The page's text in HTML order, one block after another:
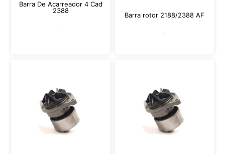
Barra De Acarreador 4 Cad
2388
Barra rotor 2188/2388 AF